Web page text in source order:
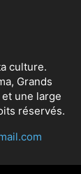
culture.
Grands
une large
réservés.